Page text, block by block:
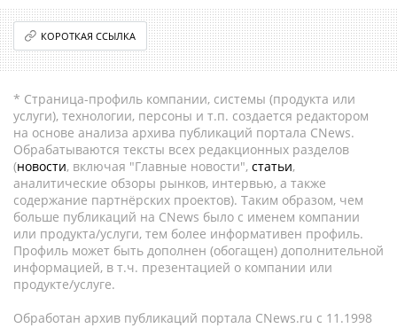
КОРОТКАЯ ССЫЛКА
* Страница-профиль компании, системы (продукта или
услуги), технологии, персоны и т.п. создается редактором
на основе анализа архива публикаций портала CNews.
Обрабатываются тексты всех редакционных разделов
(новости, включая "Главные новости", статьи,
аналитические обзоры рынков, интервью, а также
содержание партнёрских проектов). Таким образом, чем
больше публикаций на CNews было с именем компании
или продукта/услуги, тем более информативен профиль.
Профиль может быть дополнен (обогащен) дополнительной
информацией, в т.ч. презентацией о компании или
продукте/услуге.
Обработан архив публикаций портала CNews.ru c 11.1998